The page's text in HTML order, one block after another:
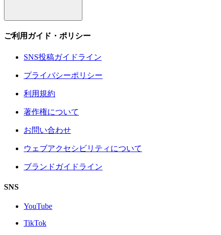
ご利用ガイド・ポリシー
SNS投稿ガイドライン
プライバシーポリシー
利用規約
著作権について
お問い合わせ
ウェブアクセシビリティについて
ブランドガイドライン
SNS
YouTube
TikTok